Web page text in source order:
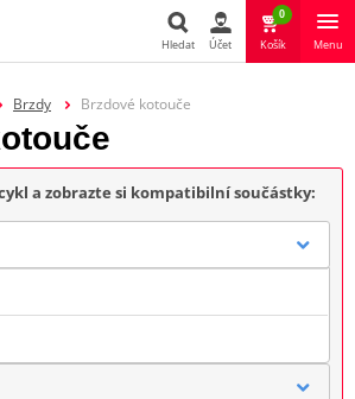
Hledat Účet
0
Košík Menu
Brzdy Brzdové kotouče
a zobrazte si kompatibilní součástky: